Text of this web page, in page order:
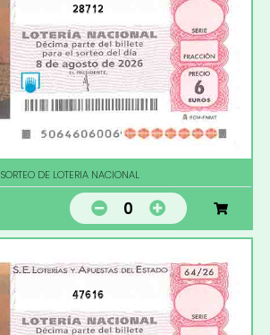
28712
SORTEO DE LOTERIA NACIONAL
0
47616